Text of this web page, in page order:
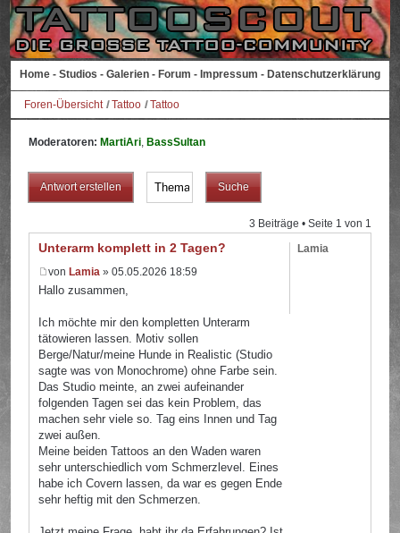
Home - Studios - Galerien - Forum - Impressum - Datenschutzerklärung
Foren-Übersicht Tattoo Tattoo
Moderatoren: MartiAri, BassSultan
Antwort erstellen
3 Beiträge • Seite 1 von 1
Unterarm komplett in 2 Tagen?
von Lamia » 05.05.2026 18:59
Hallo zusammen,
Ich möchte mir den kompletten Unterarm
tätowieren lassen. Motiv sollen
Berge/Natur/meine Hunde in Realistic (Studio
sagte was von Monochrome) ohne Farbe sein.
Das Studio meinte, an zwei aufeinander
folgenden Tagen sei das kein Problem, das
machen sehr viele so. Tag eins Innen und Tag
zwei außen.
Meine beiden Tattoos an den Waden waren
sehr unterschiedlich vom Schmerzlevel. Eines
habe ich Covern lassen, da war es gegen Ende
sehr heftig mit den Schmerzen.
Lamia